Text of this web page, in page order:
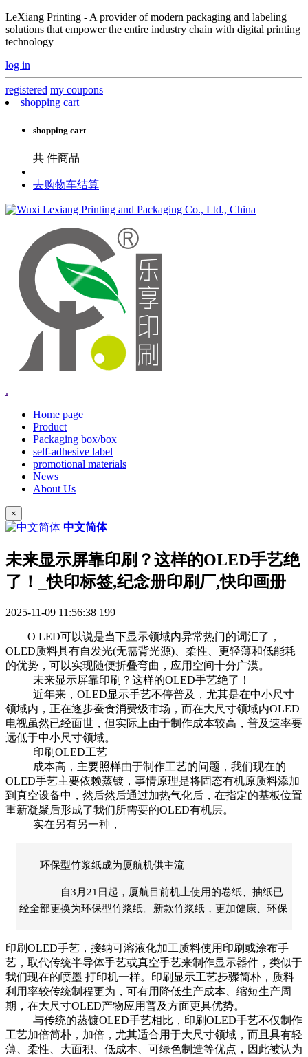
LeXiang Printing - A provider of modern packaging and labeling
solutions that empower the entire industry chain with digital printing
technology
log in
registered my coupons
shopping cart
shopping cart
共 件商品
去购物车结算
.
Home page
Product
Packaging box/box
self-adhesive label
promotional materials
News
About Us
×
中文简体
未来显示屏靠印刷？这样的OLED手艺绝
了！_快印标签,纪念册印刷厂,快印画册
2025-11-09 11:56:38 199
O LED可以说是当下显示领域内异常热门的词汇了，
OLED质料具有自发光(无需背光源)、柔性、更轻薄和低能耗
的优势，可以实现随便折叠弯曲，应用空间十分广漠。
未来显示屏靠印刷？这样的OLED手艺绝了！
近年来，OLED显示手艺不停普及，尤其是在中小尺寸
领域内，正在逐步蚕食消费级市场，而在大尺寸领域内OLED
电视虽然已经面世，但实际上由于制作成本较高，普及速率要
远低于中小尺寸领域。
印刷OLED工艺
成本高，主要照样由于制作工艺的问题，我们现在的
OLED手艺主要依赖蒸镀，事情原理是将固态有机原质料添加
到真空设备中，然后然后通过加热气化后，在指定的基板位置
重新凝聚后形成了我们所需要的OLED有机层。
实在另有另一种，
环保型竹浆纸成为厦航机供主流
自3月21日起，厦航目前机上使用的卷纸、抽纸已
经全部更换为环保型竹浆纸。新款竹浆纸，更加健康、环保
印刷OLED手艺，接纳可溶液化加工质料使用印刷或涂布手
艺，取代传统半导体手艺或真空手艺来制作显示器件，类似于
我们现在的喷墨 打印机一样。印刷显示工艺步骤简朴，质料
利用率较传统制程更为，可有用降低生产成本、缩短生产周
期，在大尺寸OLED产物应用普及方面更具优势。
与传统的蒸镀OLED手艺相比，印刷OLED手艺不仅制作
工艺加倍简朴，加倍，尤其适合用于大尺寸领域，而且具有轻
薄、柔性、大面积、低成本、可绿色制造等优点，因此被认为